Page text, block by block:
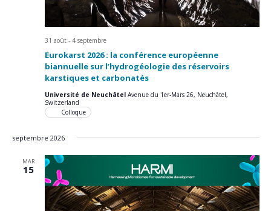
Eurokarst 2026 : la conférence européenne
biannuelle sur l’hydrogéologie des réservoirs
karstiques et carbonatés
31 août- 4 septembre
Université de Neuchâtel Avenue du 1er-Mars 26, Neuchâtel,
Switzerland
Colloque
septembre 2026
MAR
15